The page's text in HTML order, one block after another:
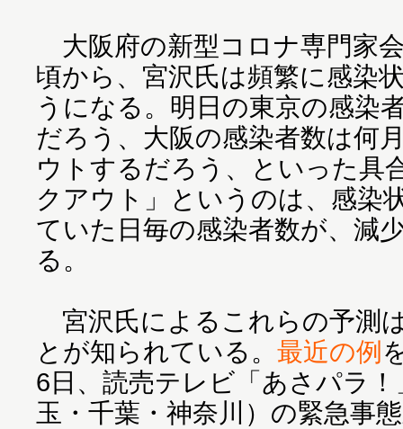
大阪府の新型コロナ専門家
頃から、宮沢氏は頻繁に感染
うになる。明日の東京の感染
だろう、大阪の感染者数は何
ウトするだろう、といった具
クアウト」というのは、感染
ていた日毎の感染者数が、減
る。
宮沢氏によるこれらの予測
とが知られている。 最近の例
6日、読売テレビ「あさパラ
玉・千葉・神奈川）の緊急事